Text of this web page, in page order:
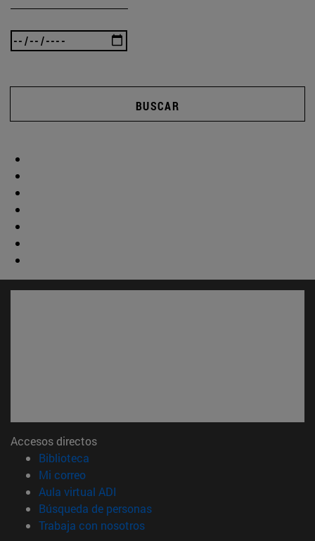
BUSCAR
Accesos directos
Biblioteca
Mi correo(abre en nueva ventana)
Aula virtual ADI
Búsqueda de personas(abre en nueva ventana)
Trabaja con nosotros(abre en nueva ventana)